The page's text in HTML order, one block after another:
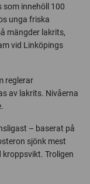
innehöll 100
unga friska
mängder lakrits,
vid Linköpings
reglerar
av lakrits. Nivåerna
– baserat på
sjönk mest
Troligen